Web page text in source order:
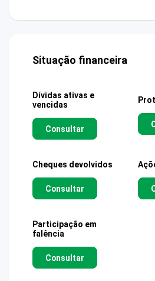
Situação financeira
Dívidas ativas e
vencidas
Consultar
Cheques devolvidos
Consultar
Participação em
falência
Consultar